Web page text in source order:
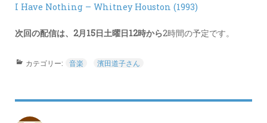
I Have Nothing – Whitney Houston (1993)
次回の配信は、2月15日土曜日12時から2時間の予定です。
カテゴリー: 音楽 濱田道子さん